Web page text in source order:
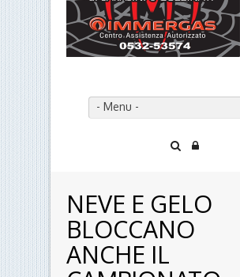
- Menu -
NEVE E GELO
BLOCCANO
ANCHE IL